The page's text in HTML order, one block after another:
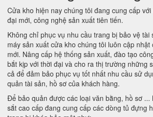
Cửa kho hiện nay chúng tôi đang cung cấp
đại mới, công nghệ sản xuất tiên tiến.
Không chỉ phục vụ nhu cầu trang bị bảo vệ tài
máy sản xuất cửa kho chúng tôi luôn cập nhật
mới. Nâng cấp hệ thống sản xuất, đào tạo
bắt kịp với thời đại và cho ra thị trường những
cả để đảm bảo phục vụ tốt nhất nhu cầu sử
quản tài sản, hồ sơ của khách hàng.
Để bảo quản được các loại văn bằng, hồ sơ ...
sắt cao cấp đang cung cấp các dòng tủ đựng